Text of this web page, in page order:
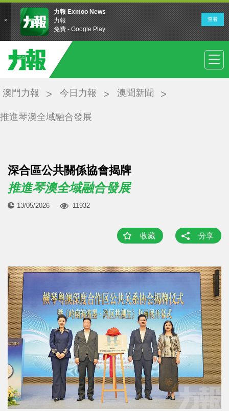
澳門力報 今日力報 澳聞新聞
推進琴澳全域融合發展
深合區公共關係協會揭牌
推進琴澳全域融合發展
13/05/2026 11932
收藏 分享